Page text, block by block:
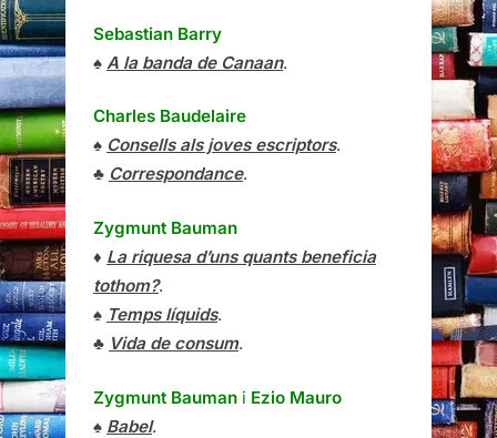
Sebastian Barry
♠ A la banda de Canaan.
Charles Baudelaire
♠ Consells als joves escriptors.
♣ Correspondance.
Zygmunt Bauman
♦ La riquesa d’uns quants beneficia
tothom?.
♠ Temps líquids.
♣ Vida de consum.
Zygmunt Bauman i Ezio Mauro
♠ Babel.